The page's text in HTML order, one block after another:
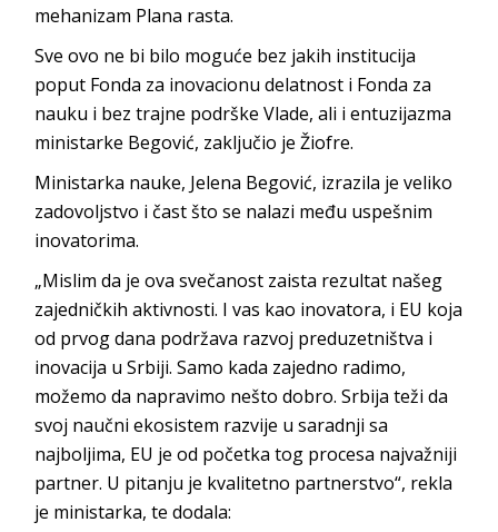
mehanizam Plana rasta.
Sve ovo ne bi bilo moguće bez jakih institucija
poput Fonda za inovacionu delatnost i Fonda za
nauku i bez trajne podrške Vlade, ali i entuzijazma
ministarke Begović, zaključio je Žiofre.
Ministarka nauke, Jelena Begović, izrazila je veliko
zadovoljstvo i čast što se nalazi među uspešnim
inovatorima.
„Mislim da je ova svečanost zaista rezultat našeg
zajedničkih aktivnosti. I vas kao inovatora, i EU koja
od prvog dana podržava razvoj preduzetništva i
inovacija u Srbiji. Samo kada zajedno radimo,
možemo da napravimo nešto dobro. Srbija teži da
svoj naučni ekosistem razvije u saradnji sa
najboljima, EU je od početka tog procesa najvažniji
partner. U pitanju je kvalitetno partnerstvo“, rekla
je ministarka, te dodala: